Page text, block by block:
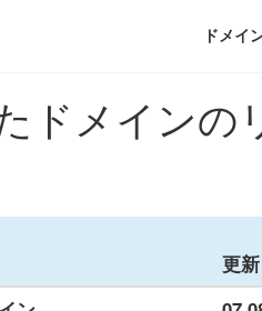
ドメイ
ドメインの
更